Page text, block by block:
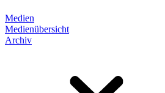
Medien
Medienübersicht
Archiv